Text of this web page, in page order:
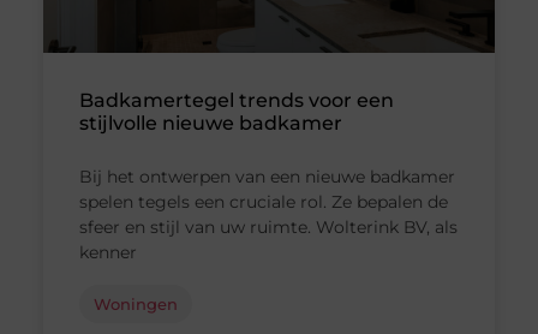
Badkamertegel trends voor een
stijlvolle nieuwe badkamer
Bij het ontwerpen van een nieuwe badkamer
spelen tegels een cruciale rol. Ze bepalen de
sfeer en stijl van uw ruimte. Wolterink BV, als
kenner
Woningen